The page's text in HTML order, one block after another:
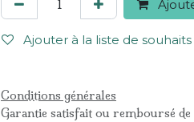
Ajouter à la liste de souhaits
Conditions générales
Garantie satisfait ou remboursé de